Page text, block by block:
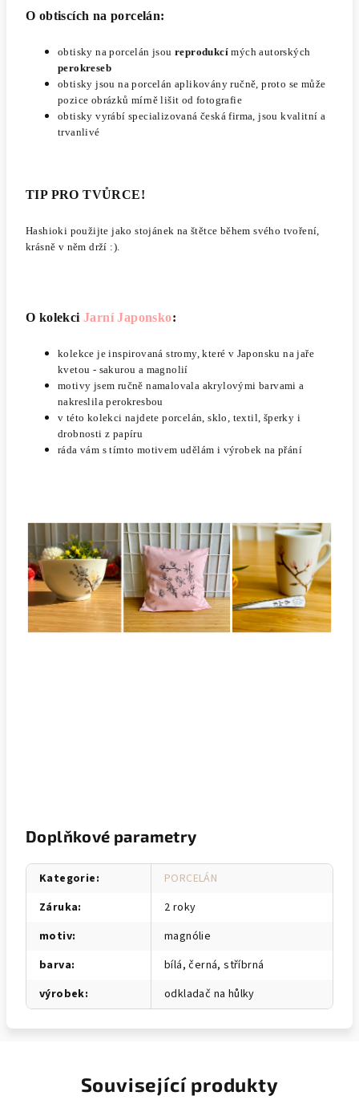
O obtiscích na porcelán:
obtisky na porcelán jsou reprodukcí mých autorských
perokreseb
obtisky jsou na porcelán aplikovány ručně, proto se může
pozice obrázků mírně lišit od fotografie
obtisky vyrábí specializovaná česká firma, jsou kvalitní a
trvanlivé
TIP PRO TVŮRCE!
Hashioki použijte jako stojánek na štětce během svého tvoření,
krásně v něm drží :).
O kolekciJarní Japonsko:
kolekce je inspirovaná stromy, které v Japonsku na jaře
kvetou - sakurou a magnolií
motivy jsem ručně namalovala akrylovými barvami a
nakreslila perokresbou
v této kolekci najdete porcelán, sklo, textil, šperky i
drobnosti z papíru
ráda vám s tímto motivem udělám i výrobek na přání
Doplňkové parametry
Kategorie:
PORCELÁN
Záruka:
2 roky
motiv:
magnólie
barva:
bílá, černá, stříbrná
výrobek: odkladač na hůlky
Související produkty